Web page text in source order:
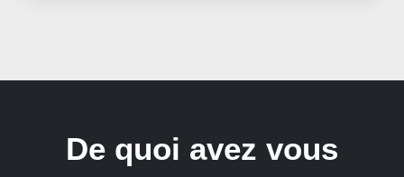
De quoi avez vous